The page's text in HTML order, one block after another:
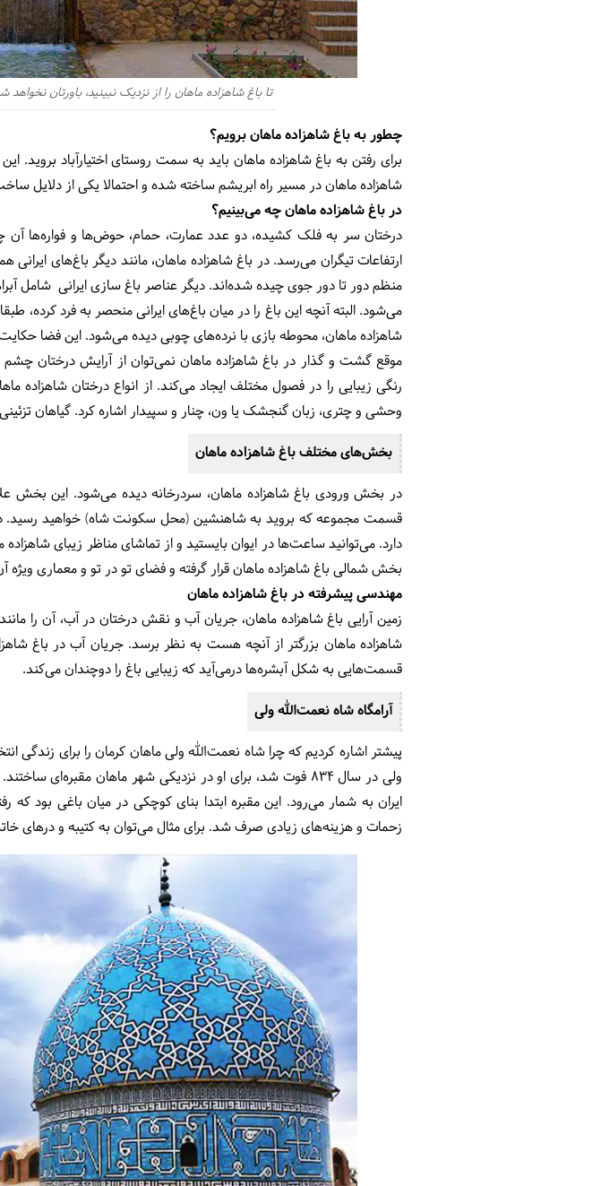
تا باغ شاهزاده ماهان را از نزدیک نبینید، باورتان
چطور به باغ شاهزاده ماهان برویم؟
شاهزاده ماهان در مسیر راه ابریشم ساخته شده و احتمالا یکی از دلایل
در باغ شاهزاده ماهان چه می‌بینیم؟
درختان سر به فلک کشیده، دو عدد عمارت، حمام، حوض‌ها و فواره‌ها آن
ارتفاعات تیگران می‌‌رسد. در باغ شاهزاده ماهان، مانند دیگر باغ‌های
منظم دور تا دور جوی چیده شده‌اند. دیگر عناصر باغ سازی ایرانی شامل
می‌شود. البته آنچه این باغ را در میان باغ‌های ایرانی منحصر به فرد
شاهزاده ماهان، محوطه بازی با نرده‌های چوبی دیده می‌شود. این فضا
موقع گشت و گذار در باغ شاهزاده ماهان نمی‌توان از آرایش درختان
رنگی زیبایی را در فصول مختلف ایجاد می‌کند. از انواع درختان شاهزاده
وحشی و چتری، زبان گنجشک یا ون، چنار و سپیدار اشاره کرد. گیاهان
بخش‌های مختلف باغ شاهزاده ماهان
در بخش ورودی باغ شاهزاده ماهان، سردرخانه دیده می‌شود. این بخش
قسمت مجموعه که بروید به شاهنشین (محل سکونت شاه) خواهید رسید. در
دارد. می‌توانید ساعت‌ها در ایوان بایستید و از تماشای مناظر زیبای
بخش شمالی باغ شاهزاده ماهان قرار گرفته و فضای تو در تو و معماری ویژه
مهندسی پیشرفته در باغ شاهزاده ماهان
زمین آرایی باغ شاهزاده ماهان، جریان آب و نقش درختان در آب، آن
شاهزاده ماهان بزرگتر از آنچه هست به نظر برسد. جریان آب در باغ
قسمت‌هایی به شکل آبشره‌ها درمی‌آید که زیبایی باغ را دوچندان می‌کند.
آرامگاه شاه نعمت‌الله ولی
پیشتر اشاره کردیم که چرا شاه نعمت‌الله ولی ماهان کرمان را برای
ولی در سال 834 فوت شد، برای او در نزدیکی شهر ماهان
ایران به شمار می‌رود. این مقبره ابتدا بنای کوچکی در میان باغی بود
زحمات و هزینه‌های زیادی صرف شد. برای مثال می‌توان به کتیبه و درهای